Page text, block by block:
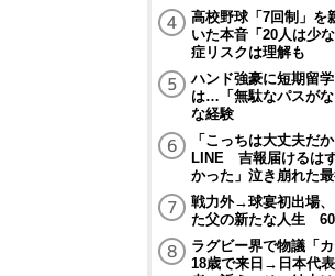
高校野球「7回制」
いた本音「20人は少
症リスクは理解も
ハンド強豪に短期留
は…「無駄なパスが
な経験
「こっちは大丈夫だ
LINE 吉報届けるは
かった」泣き崩れた
戦力外→球宴初出場、
た父の新たな人生
ラグビー界で物議「
18歳で来日→日本代